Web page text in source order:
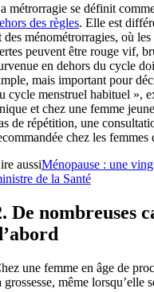
métrorragie se définit
des règles. Elle est
des ménométrorragies, où
peuvent être rouge vif,
en dehors du cycle
mais important pour
cycle menstruel habituel »,
et chez une femme
de répétition, une
chez les femmes
aussiMénopause : une
de la Santé
De nombreuses
une femme en âge de
grossesse, même lorsqu’elle